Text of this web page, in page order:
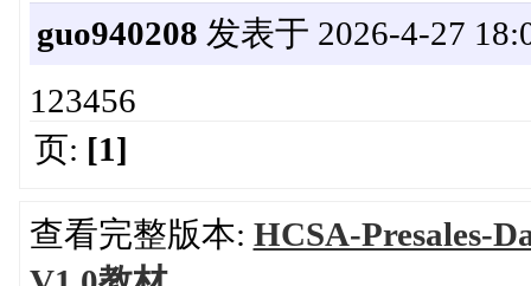
guo940208 发表于 2026-4-27
123456
页: [1]
查看完整版本: HCSA-Presales-